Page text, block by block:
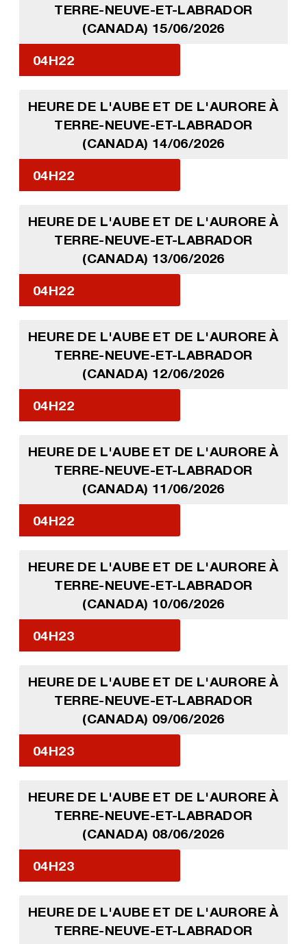
TERRE-NEUVE-ET-LABRADOR
(CANADA) 15/06/2026
04H22
HEURE DE L'AUBE ET DE L'AURORE À
TERRE-NEUVE-ET-LABRADOR
(CANADA) 14/06/2026
04H22
HEURE DE L'AUBE ET DE L'AURORE À
TERRE-NEUVE-ET-LABRADOR
(CANADA) 13/06/2026
04H22
HEURE DE L'AUBE ET DE L'AURORE À
TERRE-NEUVE-ET-LABRADOR
(CANADA) 12/06/2026
04H22
HEURE DE L'AUBE ET DE L'AURORE À
TERRE-NEUVE-ET-LABRADOR
(CANADA) 11/06/2026
04H22
HEURE DE L'AUBE ET DE L'AURORE À
TERRE-NEUVE-ET-LABRADOR
(CANADA) 10/06/2026
04H23
HEURE DE L'AUBE ET DE L'AURORE À
TERRE-NEUVE-ET-LABRADOR
(CANADA) 09/06/2026
04H23
HEURE DE L'AUBE ET DE L'AURORE À
TERRE-NEUVE-ET-LABRADOR
(CANADA) 08/06/2026
04H23
HEURE DE L'AUBE ET DE L'AURORE À
TERRE-NEUVE-ET-LABRADOR